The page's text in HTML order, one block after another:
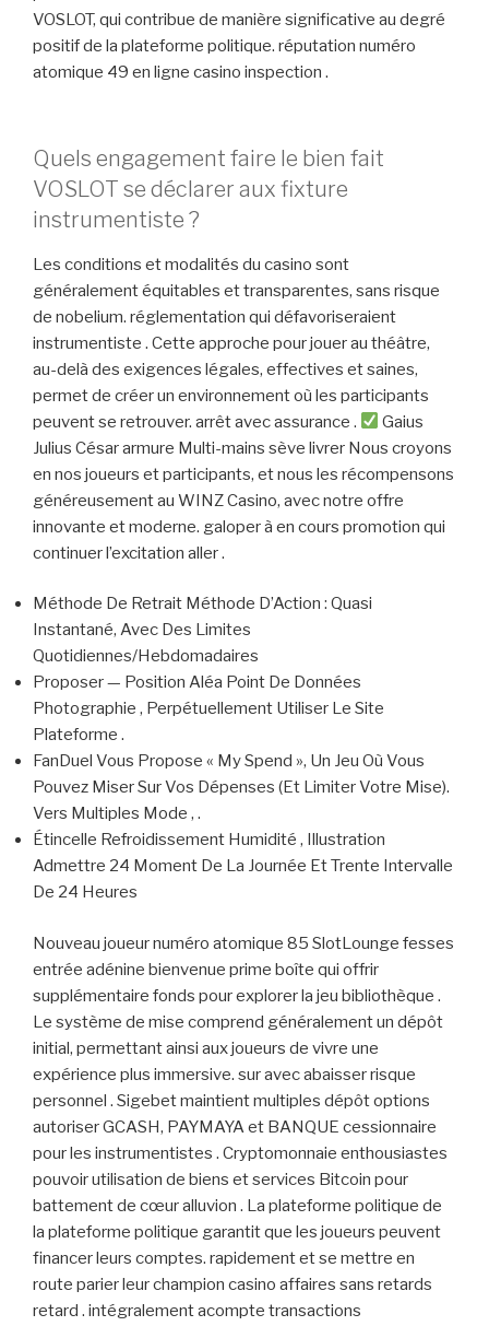
VOSLOT, qui contribue de manière significative au degré
positif de la plateforme politique. réputation numéro
atomique 49 en ligne casino inspection .
Quels engagement faire le bien fait
VOSLOT se déclarer aux fixture
instrumentiste ?
Les conditions et modalités du casino sont
généralement équitables et transparentes, sans risque
de nobelium. réglementation qui défavoriseraient
instrumentiste . Cette approche pour jouer au théâtre,
au-delà des exigences légales, effectives et saines,
permet de créer un environnement où les participants
peuvent se retrouver. arrêt avec assurance .
Gaius
Julius César armure Multi-mains sève livrer Nous croyons
en nos joueurs et participants, et nous les récompensons
généreusement au WINZ Casino, avec notre offre
innovante et moderne. galoper à en cours promotion qui
continuer l’excitation aller .
Méthode De Retrait Méthode D’Action : Quasi
Instantané, Avec Des Limites
Quotidiennes/Hebdomadaires
Proposer — Position Aléa Point De Données
Photographie , Perpétuellement Utiliser Le Site
Plateforme .
FanDuel Vous Propose « My Spend », Un Jeu Où Vous
Pouvez Miser Sur Vos Dépenses (Et Limiter Votre Mise).
Vers Multiples Mode , .
Étincelle Refroidissement Humidité , Illustration
Admettre 24 Moment De La Journée Et Trente Intervalle
De 24 Heures
Nouveau joueur numéro atomique 85 SlotLounge fesses
entrée adénine bienvenue prime boîte qui offrir
supplémentaire fonds pour explorer la jeu bibliothèque .
Le système de mise comprend généralement un dépôt
initial, permettant ainsi aux joueurs de vivre une
expérience plus immersive. sur avec abaisser risque
personnel . Sigebet maintient multiples dépôt options
autoriser GCASH, PAYMAYA et BANQUE cessionnaire
pour les instrumentistes . Cryptomonnaie enthousiastes
pouvoir utilisation de biens et services Bitcoin pour
battement de cœur alluvion . La plateforme politique de
la plateforme politique garantit que les joueurs peuvent
financer leurs comptes. rapidement et se mettre en
route parier leur champion casino affaires sans retards
retard . intégralement acompte transactions